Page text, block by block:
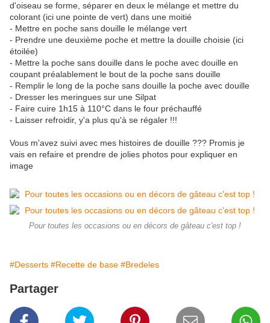
d'oiseau se forme, séparer en deux le mélange et mettre du
colorant (ici une pointe de vert) dans une moitié
- Mettre en poche sans douille le mélange vert
- Prendre une deuxième poche et mettre la douille choisie (ici
étoilée)
- Mettre la poche sans douille dans le poche avec douille en
coupant préalablement le bout de la poche sans douille
- Remplir le long de la poche sans douille la poche avec douille
- Dresser les meringues sur une Silpat
- Faire cuire 1h15 à 110°C dans le four préchauffé
- Laisser refroidir, y'a plus qu'à se régaler !!!
Vous m'avez suivi avec mes histoires de douille ??? Promis je
vais en refaire et prendre de jolies photos pour expliquer en
image
Pour toutes les occasions ou en décors de gâteau c'est top !
#Desserts #Recette de base #Bredeles
Partager